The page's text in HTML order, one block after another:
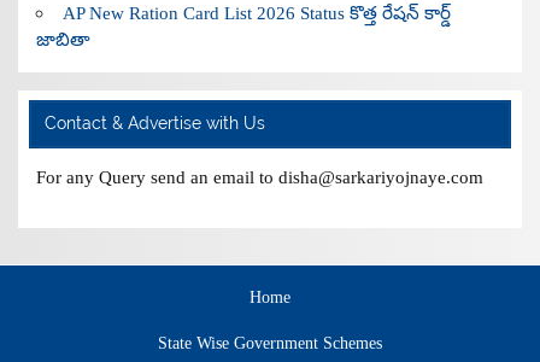
AP New Ration Card List 2026 Status కొత్త రేషన్ కార్డ్
జాబితా
Contact & Advertise with Us
For any Query send an email to disha@sarkariyojnaye.com
Home
State Wise Government Schemes